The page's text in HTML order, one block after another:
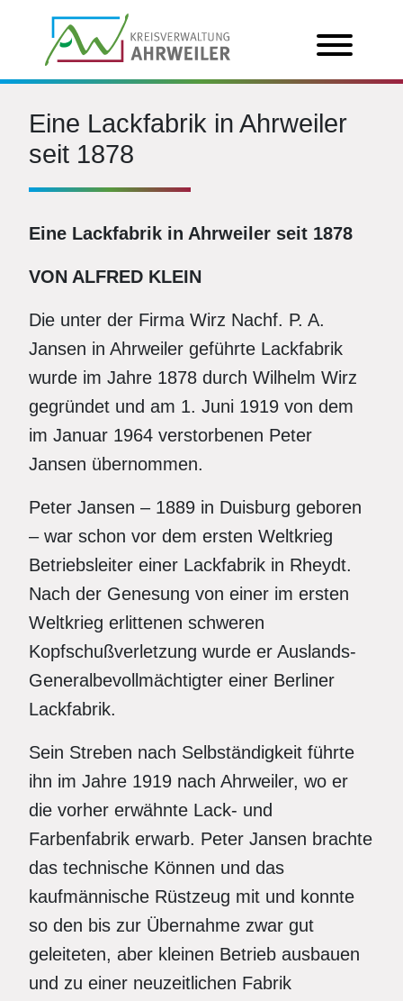
Eine Lackfabrik in Ahrweiler
seit 1878
Eine Lackfabrik in Ahrweiler seit 1878
VON ALFRED KLEIN
Die unter der Firma Wirz Nachf. P. A.
Jansen in Ahrweiler geführte Lackfabrik
wurde im Jahre 1878 durch Wilhelm Wirz
gegründet und am 1. Juni 1919 von dem
im Januar 1964 verstorbenen Peter
Jansen übernommen.
Peter Jansen – 1889 in Duisburg geboren
– war schon vor dem ersten Weltkrieg
Betriebsleiter einer Lackfabrik in Rheydt.
Nach der Genesung von einer im ersten
Weltkrieg erlittenen schweren
Kopfschußverletzung wurde er Auslands-
Generalbevollmächtigter einer Berliner
Lackfabrik.
Sein Streben nach Selbständigkeit führte
ihn im Jahre 1919 nach Ahrweiler, wo er
die vorher erwähnte Lack- und
Farbenfabrik erwarb. Peter Jansen brachte
das technische Können und das
kaufmännische Rüstzeug mit und konnte
so den bis zur Übernahme zwar gut
geleiteten, aber kleinen Betrieb ausbauen
und zu einer neuzeitlichen Fabrik